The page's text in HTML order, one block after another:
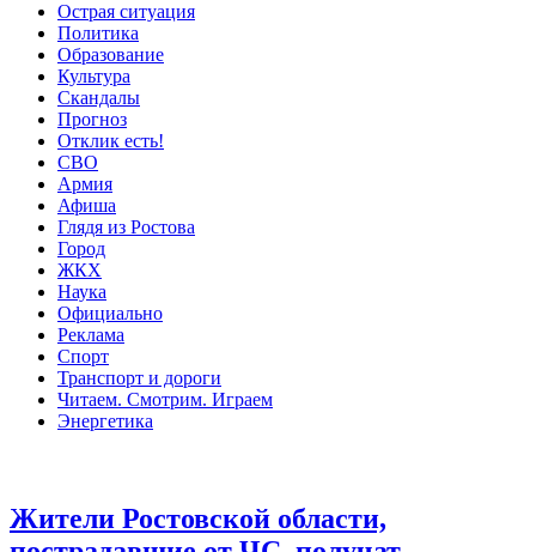
Острая ситуация
Политика
Образование
Культура
Скандалы
Прогноз
Отклик есть!
СВО
Армия
Афиша
Глядя из Ростова
Город
ЖКХ
Наука
Официально
Реклама
Спорт
Транспорт и дороги
Читаем. Смотрим. Играем
Энергетика
Жители Ростовской области,